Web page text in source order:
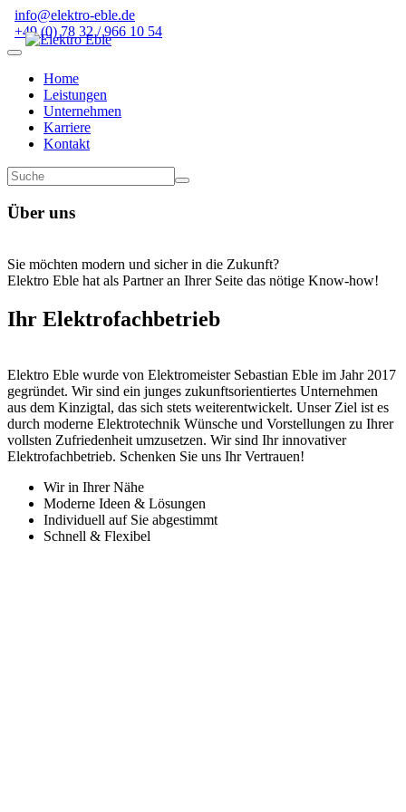
info@elektro-eble.de
+49 (0) 78 32 / 966 10 54
Home
Leistungen
Unternehmen
Karriere
Kontakt
Über uns
Sie möchten modern und sicher in die Zukunft?
Elektro Eble hat als Partner an Ihrer Seite das nötige Know-how!
Ihr Elektrofachbetrieb
Elektro Eble wurde von Elektromeister Sebastian Eble im Jahr 2017
gegründet. Wir sind ein junges zukunftsorientiertes Unternehmen
aus dem Kinzigtal, das sich stets weiterentwickelt. Unser Ziel ist es
durch moderne Elektrotechnik Wünsche und Vorstellungen zu Ihrer
vollsten Zufriedenheit umzusetzen. Wir sind Ihr innovativer
Elektrofachbetrieb. Schenken Sie uns Ihr Vertrauen!
Wir in Ihrer Nähe
Moderne Ideen & Lösungen
Individuell auf Sie abgestimmt
Schnell & Flexibel